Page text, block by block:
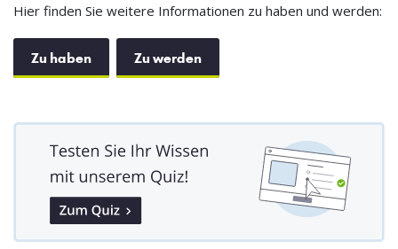
Hier finden Sie weitere Informationen zu haben und werden:
Zu haben Zu werden